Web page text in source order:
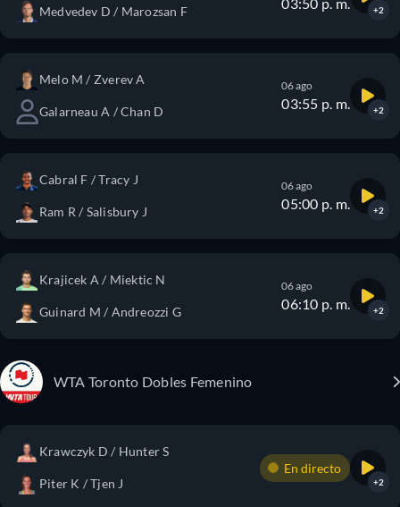
Medvedev D / Marozsan F +2
Melo M / Zverev A
Galarneau A / Chan D
06 ago
03:55 p. m. +2
Cabral F / Tracy J
Ram R / Salisbury J
06 ago
05:00 p. m. +2
Krajicek A / Miektic N
Guinard M / Andreozzi G
06 ago
06:10 p. m. +2
WTA Toronto Dobles Femenino
Krawczyk D / Hunter S
Piter K / Tjen J
En directo
+2